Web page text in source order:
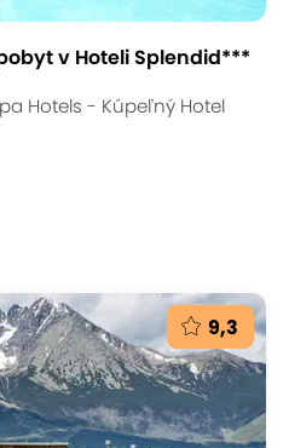
v Hoteli Splendid***
Hotels - Kúpeľný Hotel
9,3